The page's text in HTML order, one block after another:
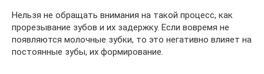
Нельзя не обращать внимания на такой процесс, как
прорезывание зубов и их задержку. Если вовремя не
появляются молочные зубки, то это негативно влияет на
постоянные зубы, их формирование.